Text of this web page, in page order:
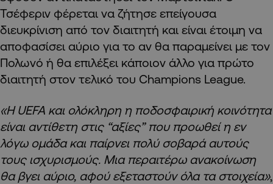
Τσέφεριν φέρεται να ζήτησε επείγουσα
διευκρίνιση από τον διαιτητή και είναι έτοιμη να
αποφασίσει αύριο για το αν θα παραμείνει με τον
Πολωνό ή θα επιλέξει κάποιον άλλο για πρώτο
διαιτητή στον τελικό του Champions League.
«Η UEFA και ολόκληρη η ποδοσφαιρική κοινότητα
είναι αντίθετη στις “αξίες” που προωθεί η εν
λόγω ομάδα και παίρνει πολύ σοβαρά αυτούς
τους ισχυρισμούς. Μια περαιτέρω ανακοίνωση
θα βγει αύριο, αφού εξεταστούν όλα τα στοιχεία»,